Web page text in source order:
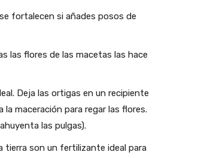
fortalecen si añades posos de
las flores de las macetas las hace
Deja las ortigas en un recipiente
maceración para regar las flores.
las pulgas).
tierra son un fertilizante ideal para